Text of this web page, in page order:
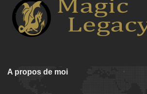
A propos de moi